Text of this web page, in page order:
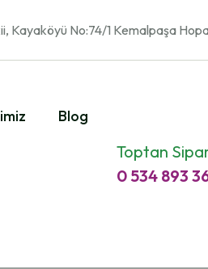
Kayaköyü No:74/1 Kemalpaşa
Blog
Toptan
0 534 893